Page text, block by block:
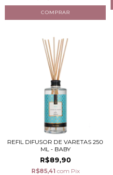
REFIL DIFUSOR DE VARETAS 250
ML - BABY
R$89,90
R$85,41 com Pix